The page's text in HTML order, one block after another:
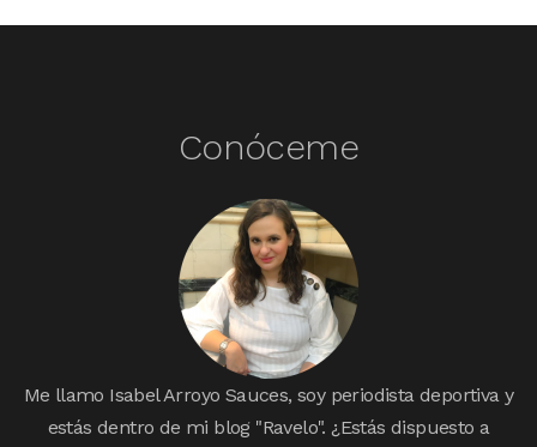
Conóceme
Me llamo Isabel Arroyo Sauces, soy periodista deportiva y
estás dentro de mi blog "Ravelo". ¿Estás dispuesto a